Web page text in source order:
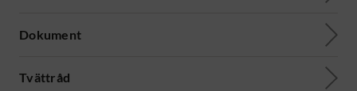
Dokument
Tvättråd